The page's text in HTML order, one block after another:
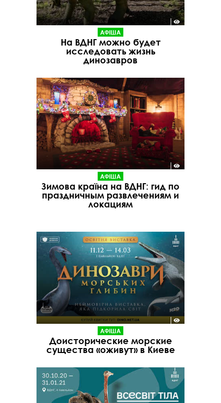
АФІША
На ВДНГ можно будет
исследовать жизнь
динозавров
АФІША
Зимова країна на ВДНГ: гид по
праздничным развлечениям и
локациям
АФІША
Доисторические морские
существа «оживут» в Киеве